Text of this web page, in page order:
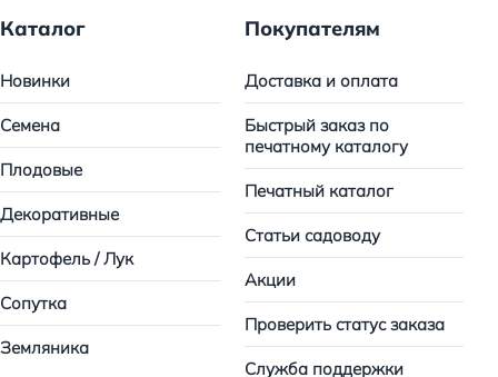
Каталог
Новинки
Семена
Плодовые
Декоративные
Картофель / Лук
Сопутка
Земляника
Покупателям
Доставка и оплата
Быстрый заказ по
печатному каталогу
Печатный каталог
Статьи садоводу
Акции
Проверить статус заказа
Служба поддержки